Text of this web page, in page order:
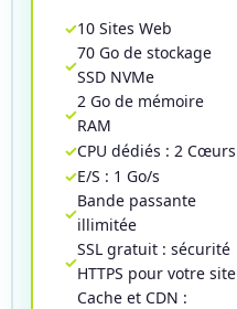
10 Sites Web
70 Go de stockage
SSD NVMe
2 Go de mémoire
RAM
CPU dédiés : 2 Cœurs
E/S : 1 Go/s
Bande passante
illimitée
SSL gratuit : sécurité
HTTPS pour votre site
Cache et CDN :